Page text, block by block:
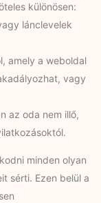
különösen:
lánclevelek
amely a weboldal
vagy
az oda nem illő,
minden olyan
sérti. Ezen belül a